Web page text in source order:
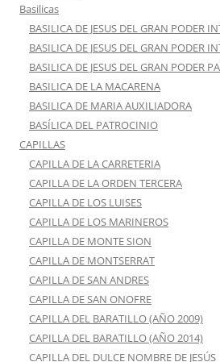
Basilicas
BASILICA DE JESUS DEL GRAN PODER
BASILICA DE JESUS DEL GRAN PODER
BASILICA DE JESUS DEL GRAN PODER
BASILICA DE LA MACARENA
BASILICA DE MARIA AUXILIADORA
BASÍLICA DEL PATROCINIO
CAPILLAS
CAPILLA DE LA CARRETERIA
CAPILLA DE LA ORDEN TERCERA
CAPILLA DE LOS LUISES
CAPILLA DE LOS MARINEROS
CAPILLA DE MONTE SION
CAPILLA DE MONTSERRAT
CAPILLA DE SAN ANDRES
CAPILLA DE SAN ONOFRE
CAPILLA DEL BARATILLO (AÑO 2009)
CAPILLA DEL BARATILLO (AÑO 2014)
CAPILLA DEL DULCE NOMBRE DE JESÚS